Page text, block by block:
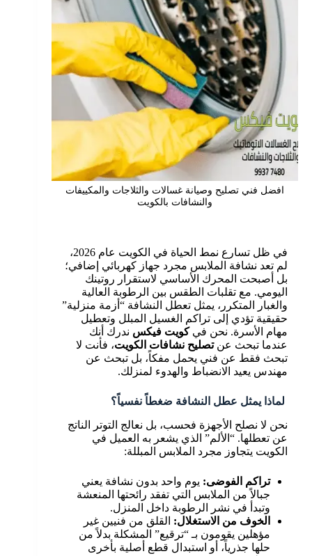
افضل فني تصليح وصيانة غسالات والثلاجات والمكييفات
والنشافات بالكويت
في ظل تسارع نمط الحياة في الكويت عام 2026،
لم تعد نشافة الملابس مجرد جهاز كهربائي إضافي؛
بل أصبحت المحرك الأساسي لاستقرار روتينك
اليومي. مع تقلبات الطقس بين الرطوبة العالية
والغبار المتكرر، يمثل تعطل النشافة “أزمة منزلية”
حقيقية تؤدي إلى تراكم الغسيل المبلل وتعطيل
مهام الأسرة. نحن فيكويت فيكس ندرك أنك
عندما تبحث عنتصليح نشافات الكويت، فأنت لا
تبحث فقط عن فني يحمل مفكاً، بل تبحث عن
مهندس يعيد الانضباط والهدوء لمنزلك.
لماذا يمثل عطل النشافة ضغطاً نفسياً؟
نحن لا نصلح الأجهزة فحسب، بل نعالج التوتر الناتج
عن تعطلها. “الألم” الذي يشعر به العميل في
الكويت يتجاوز مجرد الملابس المبللة:
تراكم الفوضى: يوم واحد بدون نشافة يعني
جبالاً من الملابس التي تفقد رائحتها المنعشة
وتبدأ في نشر الرطوبة داخل المنزل.
الخوف من الاستغلال: القلق من فنيين غير
مؤهلين يقومون بـ “ترقيع” المشكلة بدلاً من
حلها جذرياً، أو استبدال قطع أصلية بأخرى